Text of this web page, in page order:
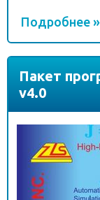
Подробнее »
Пакет
v4.0